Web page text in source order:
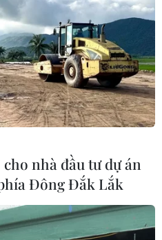
nhà đầu tư dự án
Đông Đắk Lắk